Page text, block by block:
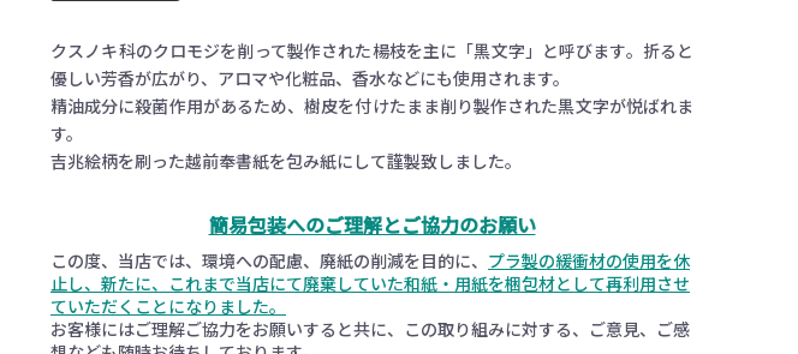
クスノキ科のクロモジを削って製作された楊枝を主に「黒文字」と呼びます。折ると
優しい芳香が広がり、アロマや化粧品、香水などにも使用されます。
精油成分に殺菌作用があるため、樹皮を付けたまま削り製作された黒文字が悦ばれま
す。
吉兆絵柄を刷った越前奉書紙を包み紙にして謹製致しました。
簡易包装へのご理解とご協力のお願い
この度、当店では、環境への配慮、廃紙の削減を目的に、 プラ製の緩衝材の使用を休
止し、新たに、これまで当店にて廃棄していた和紙・用紙を梱包材として再利用させ
ていただくことになりました。
お客様にはご理解ご協力をお願いすると共に、この取り組みに対する、ご意見、ご感